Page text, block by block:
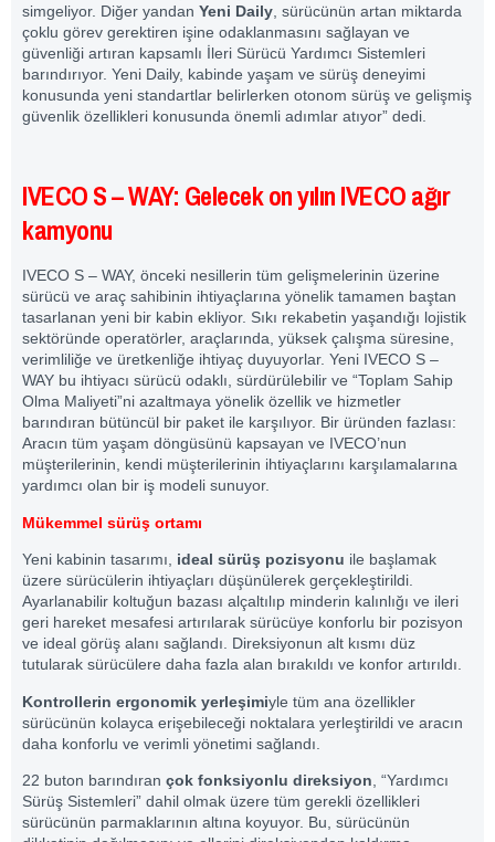
simgeliyor. Diğer yandan Yeni Daily , sürücünün artan miktarda
çoklu görev gerektiren işine odaklanmasını sağlayan ve
güvenliği artıran kapsamlı İleri Sürücü Yardımcı Sistemleri
barındırıyor. Yeni Daily, kabinde yaşam ve sürüş deneyimi
konusunda yeni standartlar belirlerken otonom sürüş ve gelişmiş
güvenlik özellikleri konusunda önemli adımlar atıyor” dedi.
IVECO S – WAY: Gelecek on yılın IVECO ağır
kamyonu
IVECO S – WAY, önceki nesillerin tüm gelişmelerinin üzerine
sürücü ve araç sahibinin ihtiyaçlarına yönelik tamamen baştan
tasarlanan yeni bir kabin ekliyor. Sıkı rekabetin yaşandığı lojistik
sektöründe operatörler, araçlarında, yüksek çalışma süresine,
verimliliğe ve üretkenliğe ihtiyaç duyuyorlar. Yeni IVECO S –
WAY bu ihtiyacı sürücü odaklı, sürdürülebilir ve “Toplam Sahip
Olma Maliyeti”ni azaltmaya yönelik özellik ve hizmetler
barındıran bütüncül bir paket ile karşılıyor. Bir üründen fazlası:
Aracın tüm yaşam döngüsünü kapsayan ve IVECO’nun
müşterilerinin, kendi müşterilerinin ihtiyaçlarını karşılamalarına
yardımcı olan bir iş modeli sunuyor.
Mükemmel sürüş ortamı
Yeni kabinin tasarımı, ideal sürüş pozisyonu ile başlamak
üzere sürücülerin ihtiyaçları düşünülerek gerçekleştirildi.
Ayarlanabilir koltuğun bazası alçaltılıp minderin kalınlığı ve ileri
geri hareket mesafesi artırılarak sürücüye konforlu bir pozisyon
ve ideal görüş alanı sağlandı. Direksiyonun alt kısmı düz
tutularak sürücülere daha fazla alan bırakıldı ve konfor artırıldı.
Kontrollerin ergonomik yerleşimiyle tüm ana özellikler
sürücünün kolayca erişebileceği noktalara yerleştirildi ve aracın
daha konforlu ve verimli yönetimi sağlandı.
22 buton barındıran çok fonksiyonlu direksiyon , “Yardımcı
Sürüş Sistemleri” dahil olmak üzere tüm gerekli özellikleri
sürücünün parmaklarının altına koyuyor. Bu, sürücünün